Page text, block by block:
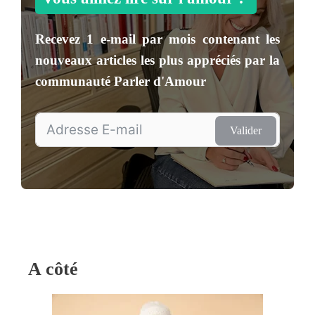
Recevez1 e-mail par mois contenant les
nouveaux articles les plus appréciés par la
communautéParler d'Amour
Valider
A côté